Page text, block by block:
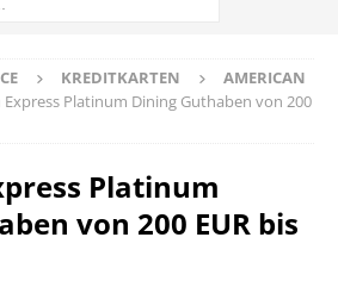
KREDITKARTEN
AMERICAN
Express Platinum Dining Guthaben von 200
Platinum
von 200 EUR bis